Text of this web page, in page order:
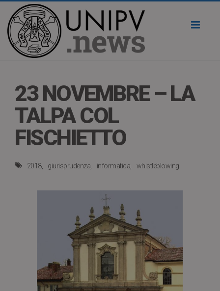
23 NOVEMBRE – LA
TALPA COL
FISCHIETTO
2018 giurisprudenza informatica whistleblowing